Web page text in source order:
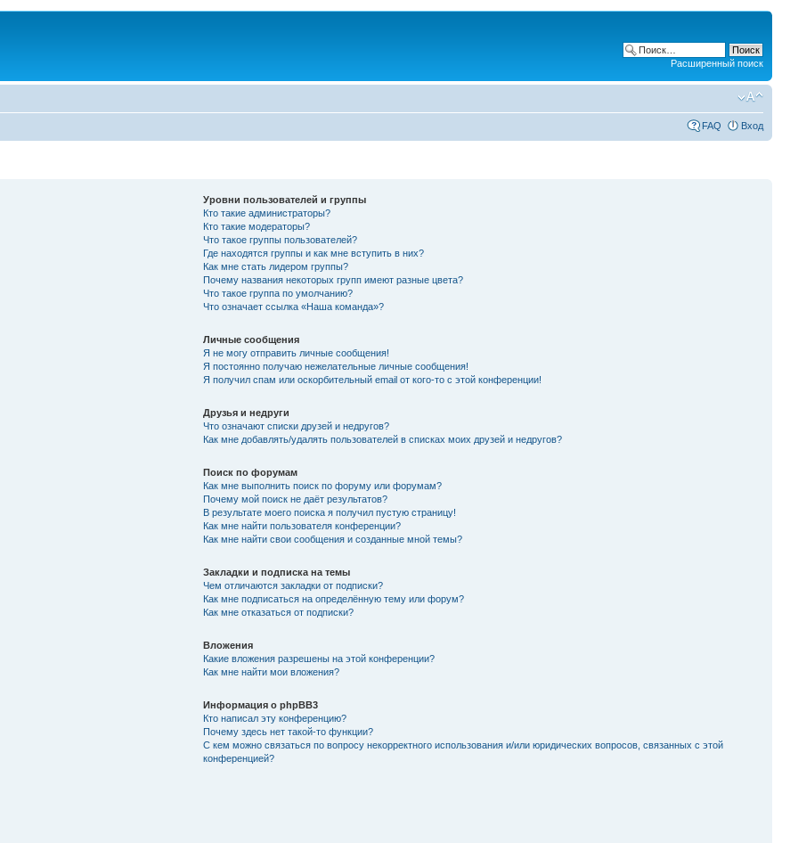
Расширенный поиск
FAQ Вход
Уровни пользователей и группы
Кто такие администраторы?
Кто такие модераторы?
Что такое группы пользователей?
Где находятся группы и как мне вступить в них?
Как мне стать лидером группы?
Почему названия некоторых групп имеют разные цвета?
Что такое группа по умолчанию?
Что означает ссылка «Наша команда»?
Личные сообщения
Я не могу отправить личные сообщения!
Я постоянно получаю нежелательные личные сообщения!
Я получил спам или оскорбительный email от кого-то с этой конференции!
Друзья и недруги
Что означают списки друзей и недругов?
Как мне добавлять/удалять пользователей в списках моих друзей и недругов?
Поиск по форумам
Как мне выполнить поиск по форуму или форумам?
Почему мой поиск не даёт результатов?
В результате моего поиска я получил пустую страницу!
Как мне найти пользователя конференции?
Как мне найти свои сообщения и созданные мной темы?
Закладки и подписка на темы
Чем отличаются закладки от подписки?
Как мне подписаться на определённую тему или форум?
Как мне отказаться от подписки?
Вложения
Какие вложения разрешены на этой конференции?
Как мне найти мои вложения?
Информация о phpBB3
Кто написал эту конференцию?
Почему здесь нет такой-то функции?
С кем можно связаться по вопросу некорректного использования и/или юридических вопросов, связанных с этой
конференцией?